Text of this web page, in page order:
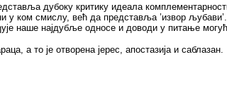
дубоку критику идеала
у ком смислу, већ да представља ’извор љубави’
наше најдубље односе и доводи у питање
а то је отворена јерес, апостазија и саблазан.